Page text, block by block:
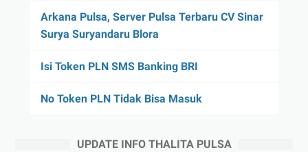
Arkana Pulsa, Server Pulsa Terbaru CV Sinar
Surya Suryandaru Blora
Isi Token PLN SMS Banking BRI
No Token PLN Tidak Bisa Masuk
UPDATE INFO THALITA PULSA